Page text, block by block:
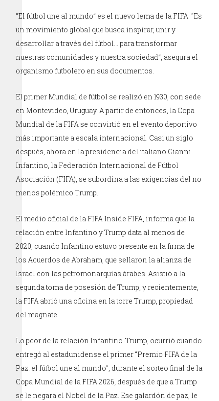
“El fútbol une al mundo” es el nuevo lema de la FIFA. “Es
un movimiento global que busca inspirar, unir y
desarrollar a través del fútbol… para transformar
nuestras comunidades y nuestra sociedad”, asegura el
organismo futbolero en sus documentos.
El primer Mundial de fútbol se realizó en 1930, con sede
en Montevideo, Uruguay. A partir de entonces, la Copa
Mundial de la FIFA se convirtió en el evento deportivo
más importante a escala internacional. Casi un siglo
después, ahora en la presidencia del italiano Gianni
Infantino, la Federación Internacional de Fútbol
Asociación (FIFA), se subordina a las exigencias del no
menos polémico Trump.
El medio oficial de la FIFA Inside FIFA, informa que la
relación entre Infantino y Trump data al menos de
2020, cuando Infantino estuvo presente en la firma de
los Acuerdos de Abraham, que sellaron la alianza de
Israel con las petromonarquías árabes. Asistió a la
segunda toma de posesión de Trump, y recientemente,
la FIFA abrió una oficina en la torre Trump, propiedad
del magnate.
Lo peor de la relación Infantino-Trump, ocurrió cuando
entregó al estadunidense el primer “Premio FIFA de la
Paz: el fútbol une al mundo”, durante el sorteo final de la
Copa Mundial de la FIFA 2026, después de que a Trump
se le negara el Nobel de la Paz. Ese galardón de paz, le